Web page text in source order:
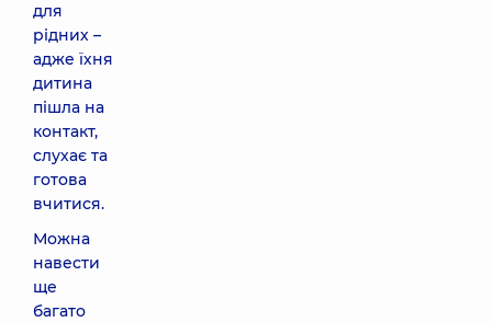
для
рідних –
адже їхня
дитина
пішла на
контакт,
слухає та
готова
вчитися.
Можна
навести
ще
багато